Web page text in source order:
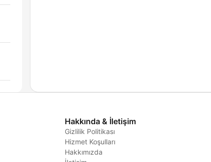
Hakkında & İletişim
Gizlilik Politikası
Hizmet Koşulları
Hakkımızda